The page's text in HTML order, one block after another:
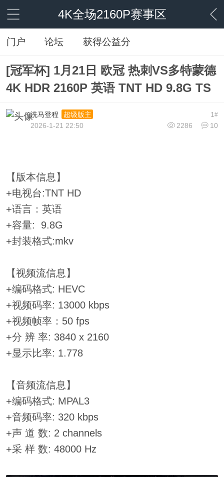
4K全场2160P赛事区
门户 论坛 获得公益分
[冠军杯] 1月21日 欧冠 热刺VS多特蒙德
4K HDR 2160P 英语 TNT HD 9.8G TS
1#
洗马登程
超级版主
2286
10
2026-1-21 22:50
【版本信息】
+电视台:TNT HD
+语言：英语
+容量: 9.8G
+封装格式:mkv
【视频流信息】
+编码格式: HEVC
+视频码率: 13000 kbps
+视频帧率：50 fps
+分 辨 率: 3840 x 2160
+显示比率: 1.778
【音频流信息】
+编码格式: MPAL3
+音频码率: 320 kbps
+声 道 数: 2 channels
+采 样 数: 48000 Hz